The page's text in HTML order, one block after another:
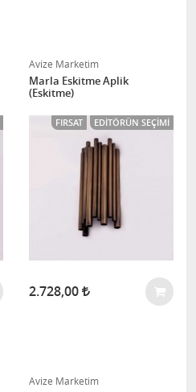
Avize Marketim
Marla Eskitme Aplik
(Eskitme)
FIRSAT EDITÖRÜN SEÇIMI
2.728,00
Avize Marketim